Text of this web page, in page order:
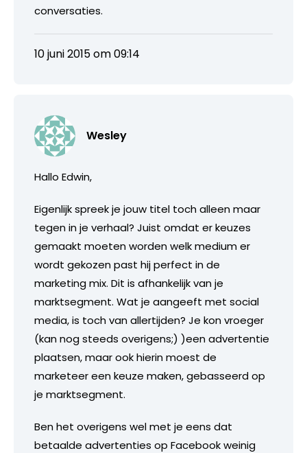
conversaties.
10 juni 2015 om 09:14
Wesley
Hallo Edwin,
Eigenlijk spreek je jouw titel toch alleen maar
tegen in je verhaal? Juist omdat er keuzes
gemaakt moeten worden welk medium er
wordt gekozen past hij perfect in de
marketing mix. Dit is afhankelijk van je
marktsegment. Wat je aangeeft met social
media, is toch van allertijden? Je kon vroeger
(kan nog steeds overigens;) )een advertentie
plaatsen, maar ook hierin moest de
marketeer een keuze maken, gebasseerd op
je marktsegment.
Ben het overigens wel met je eens dat
betaalde advertenties op Facebook weinig